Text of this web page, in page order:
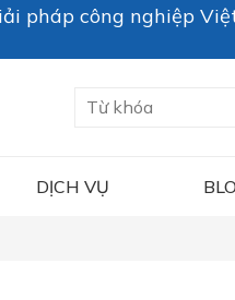
pháp công nghiệp
DỊCH VỤ